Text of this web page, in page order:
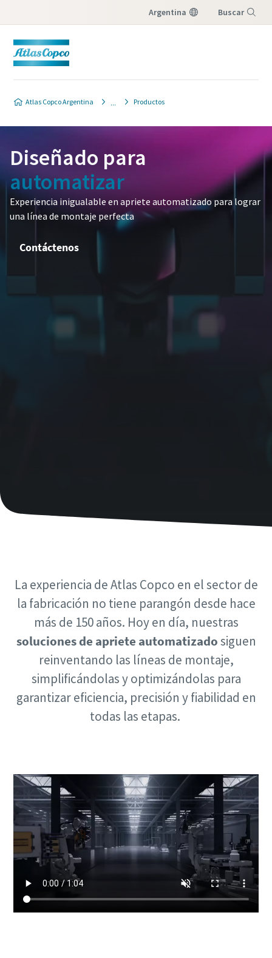
Argentina Buscar
Atlas Copco Argentina Productos
Documentación y recursos
Documentación y recursos
Documentación y recursos
Documentación y recursos
Documentación y recursos
Diseñado para
automatizar
Experiencia inigualable en apriete automatizado para lograr
una línea de montaje perfecta
Contáctenos
La experiencia de Atlas Copco en el sector de
la fabricación no tiene parangón desde hace
más de 150 años. Hoy en día, nuestras
soluciones de apriete automatizadosiguen
reinventando las líneas de montaje,
simplificándolas y optimizándolas para
garantizar eficiencia, precisión y fiabilidad en
todas las etapas.
Rellene la siguiente información y nos
Todos los campos marcados con un (*) son
obligatorios
Información personal
Nombre
Tipo de solicitud
Cualquier pregunta o solicitud
Al enviar esta solicitud, Atlas
Copco podrá ponerse en contacto
con usted con la información que
nos haya proporcionado. Nuestra
política de privacidad incluye más
información al respecto.
He leído y acepto la política